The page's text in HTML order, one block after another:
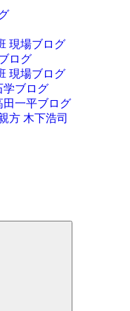
現場ブログ
ログ
現場ブログ
学ブログ
田一平ブログ
方 木下浩司